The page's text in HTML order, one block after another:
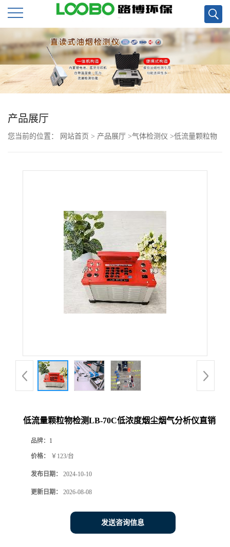
公
司
首
页
公
品
厅
产品展厅
您当前的位置： 网站首页 > 产品展厅 >气体检测仪 >低流量颗粒物
低流量颗粒物检测LB-70C低浓度烟尘烟气分析仪直销
品牌： 1
价格： ￥123/台
发布日期： 2024-10-10
更新日期： 2026-08-08
发送咨询信息